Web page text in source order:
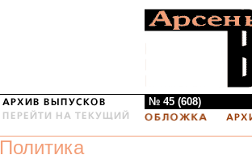
№ 45 (608)
Политика